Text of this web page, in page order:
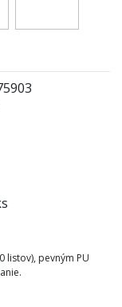
listov), pevným PU